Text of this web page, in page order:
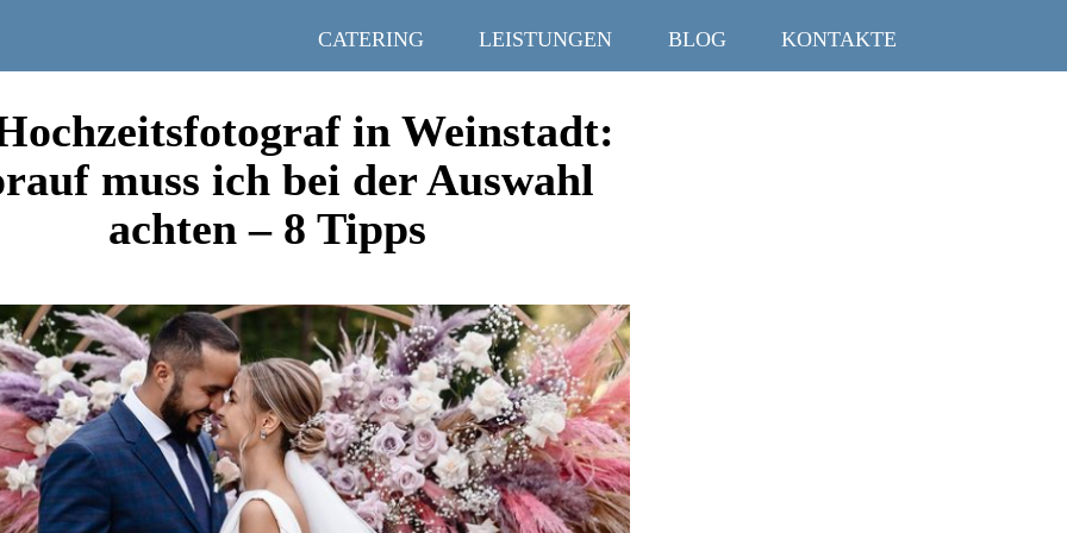
CATERING LEISTUNGEN BLOG KONTAKTE
in Weinstadt:
muss ich bei der Auswahl
achten – 8 Tipps